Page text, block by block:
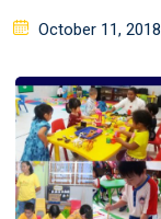
Posted
October 11, 2018